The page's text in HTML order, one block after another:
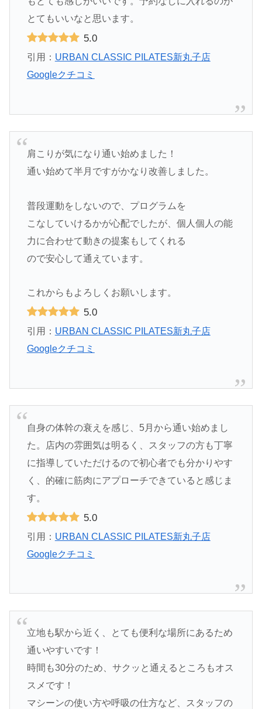
とてもいいなと思います。
5.0
引用： URBAN CLASSIC PILATES新丸子店
Googleクチコミ
肩こりが気になり通い始めました！
通い始めて半月ですがかなり改善しました。
普段運動をしないので、プログラムを
こなしていけるかが心配でしたが、個人個人の能
力に合わせて動きの提案もしてくれる
ので安心して通えています。
これからもよろしくお願いします。
5.0
引用： URBAN CLASSIC PILATES新丸子店
Googleクチコミ
自身の体幹の衰えを感じ、5月から通い始めまし
た。店内の雰囲気は明るく、スタッフの方も丁寧
に指導していただけるので初心者でも分かりやす
く、的確に筋肉にアプローチできていると感じま
す。
5.0
引用： URBAN CLASSIC PILATES新丸子店
Googleクチコミ
立地も駅から近く、とても便利な場所にあるため
通いやすいです！
時間も30分のため、サクッと通えるところもオス
スメです！
マシーンの使い方や呼吸の仕方など、スタッフの